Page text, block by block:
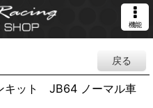
機能
戻る
キット JB64 ノーマル車